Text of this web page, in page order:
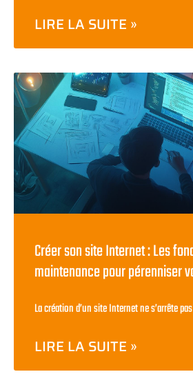
LIRE LA SUITE »
Créer son site Internet : Les
maintenance pour pérenniser
La création d’un site Internet ne s’arrête
LIRE LA SUITE »